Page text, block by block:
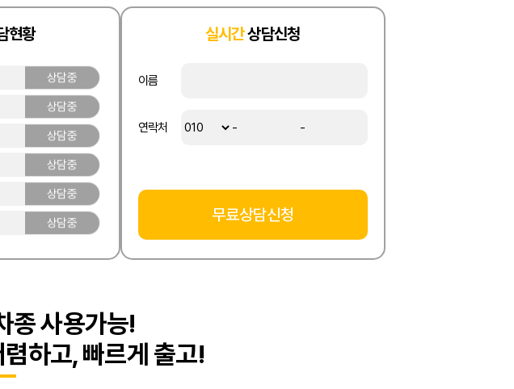
현황
상담중
상담중
상담중
상담중
상담중
상담중
상담중
상담중
상담중
실시간상담신청
이름
연락처 - -
종 사용가능!
하고, 빠르게 출고!